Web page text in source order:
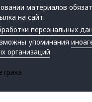
материалов
на сайт.
персональных
упоминания
организаций